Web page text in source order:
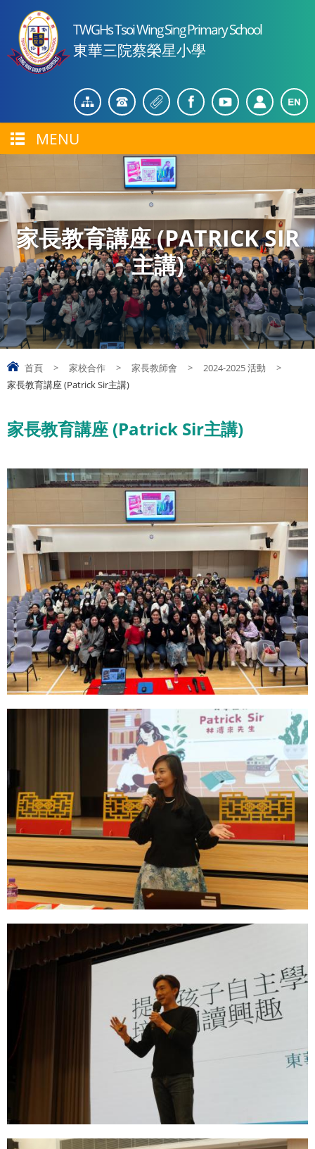
TWGHs Tsoi Wing Sing Primary School
東華三院蔡榮星小學
MENU
家長教育講座 (PATRICK SIR
主講)
首頁 > 家校合作 > 家長教師會 > 2024-2025 活動
>
家長教育講座 (Patrick Sir主講)
家長教育講座 (Patrick Sir主講)